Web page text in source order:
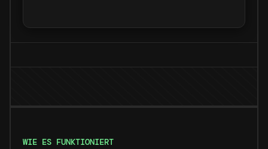
WIE ES FUNKTIONIERT